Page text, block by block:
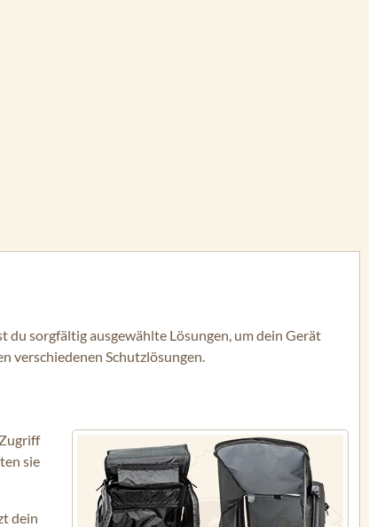
sorgfältig ausgewählte Lösungen, um dein Gerät
verschiedenen Schutzlösungen.
sie
dein